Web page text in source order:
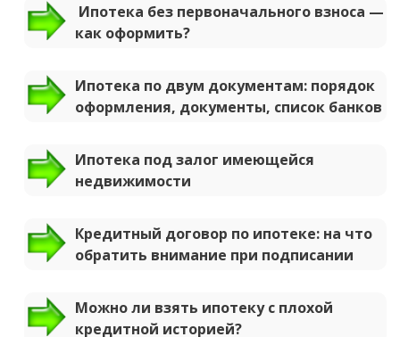
Ипотека без первоначального взноса —
как оформить?
Ипотека по двум документам: порядок
оформления, документы, список банков
Ипотека под залог имеющейся
недвижимости
Кредитный договор по ипотеке: на что
обратить внимание при подписании
Можно ли взять ипотеку с плохой
кредитной историей?